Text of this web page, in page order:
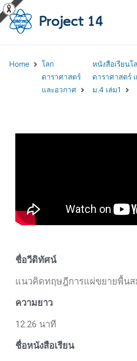
Home
โลก
ดาราศาสตร์
และอวกาศ
หนังสือเรียนโ
ดาราศาสตร์
ม.4 เล่ม1
ชื่อวีดิทัศน์
แนวคิดทฤษฎีการแผ่ขยายพื้น
ความยาว
12.26 นาที
ชื่อหนังสือเรียน